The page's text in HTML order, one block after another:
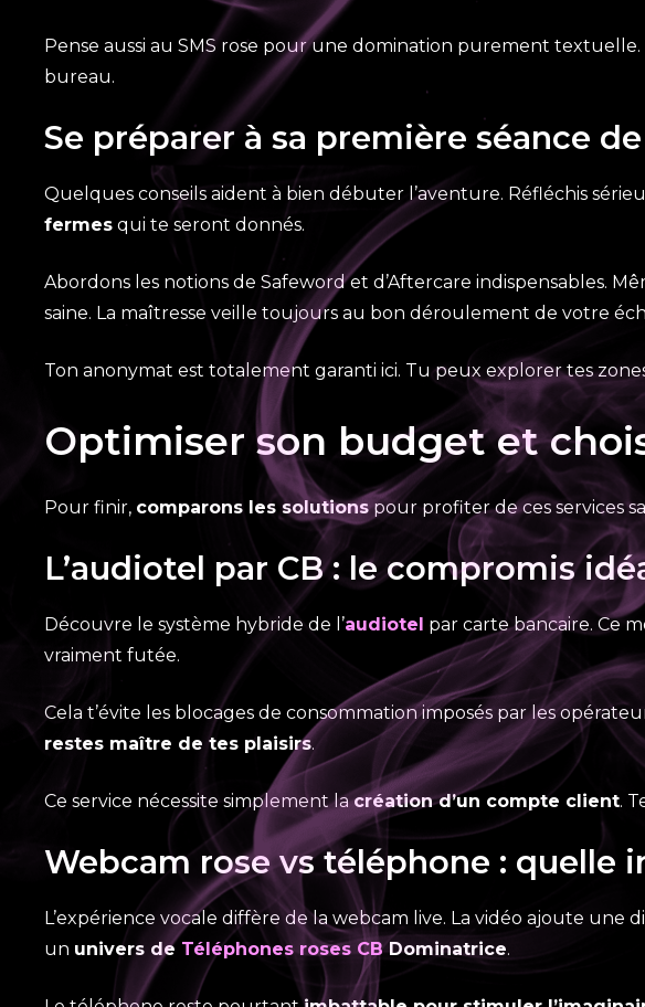
Pense aussi au SMS rose pour une domination purement
bureau.
Se préparer à sa première séance
Quelques conseils aident à bien débuter l’aventure. Réfléchis
fermes qui te seront donnés.
Abordons les notions de Safeword et d’Aftercare indispensables.
saine. La maîtresse veille toujours au bon déroulement de votre
Ton anonymat est totalement garanti ici. Tu peux explorer tes
Optimiser son budget et
Pour finir, comparons les solutionspour profiter de ces services
L’audiotel par CB : le compromis
Découvre le système hybride de l’audiotel par carte bancaire. Ce
vraiment futée.
Cela t’évite les blocages de consommation imposés par les
restes maître de tes plaisirs.
Ce service nécessite simplement lacréation d’un compte client.
Webcam rose vs téléphone : quelle
L’expérience vocale diffère de la webcam live. La vidéo ajoute une
un univers de Téléphones roses CBDominatrice.